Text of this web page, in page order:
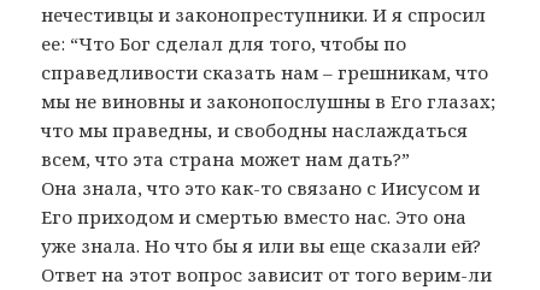
нечестивцы и законопреступники. И я спросил
ее: “Что Бог сделал для того, чтобы по
справедливости сказать нам – грешникам, что
мы не виновны и законопослушны в Его глазах;
что мы праведны, и свободны наслаждаться
всем, что эта страна может нам дать?”
Она знала, что это как-то связано с Иисусом и
Его приходом и смертью вместо нас. Это она
уже знала. Но что бы я или вы еще сказали ей?
Ответ на этот вопрос зависит от того верим-ли